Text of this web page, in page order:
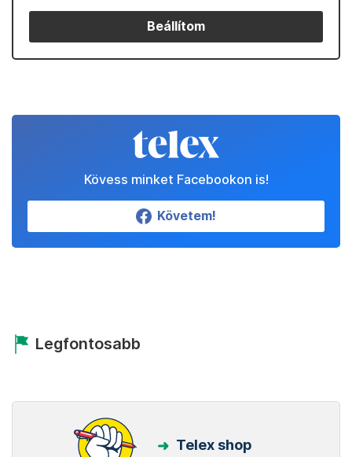
Beállítom
Kövess minket Facebookon is!
Követem!
Legfontosabb
Telex shop